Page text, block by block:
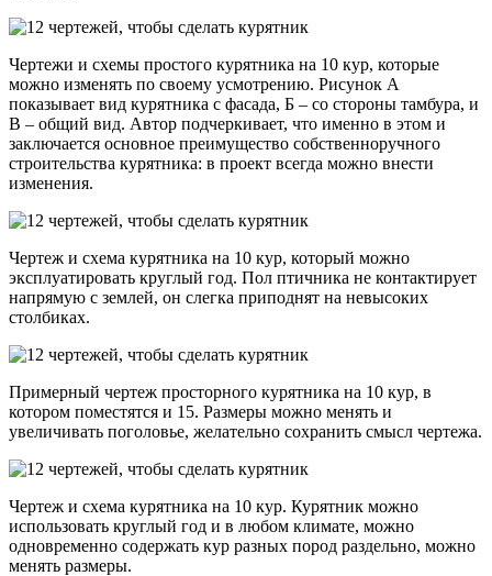
Чертежи и схемы простого курятника на 10 кур, которые
можно изменять по своему усмотрению. Рисунок А
показывает вид курятника с фасада, Б – со стороны тамбура, и
В – общий вид. Автор подчеркивает, что именно в этом и
заключается основное преимущество собственноручного
строительства курятника: в проект всегда можно внести
изменения.
Чертеж и схема курятника на 10 кур, который можно
эксплуатировать круглый год. Пол птичника не контактирует
напрямую с землей, он слегка приподнят на невысоких
столбиках.
Примерный чертеж просторного курятника на 10 кур, в
котором поместятся и 15. Размеры можно менять и
увеличивать поголовье, желательно сохранить смысл чертежа.
Чертеж и схема курятника на 10 кур. Курятник можно
использовать круглый год и в любом климате, можно
одновременно содержать кур разных пород раздельно, можно
менять размеры.